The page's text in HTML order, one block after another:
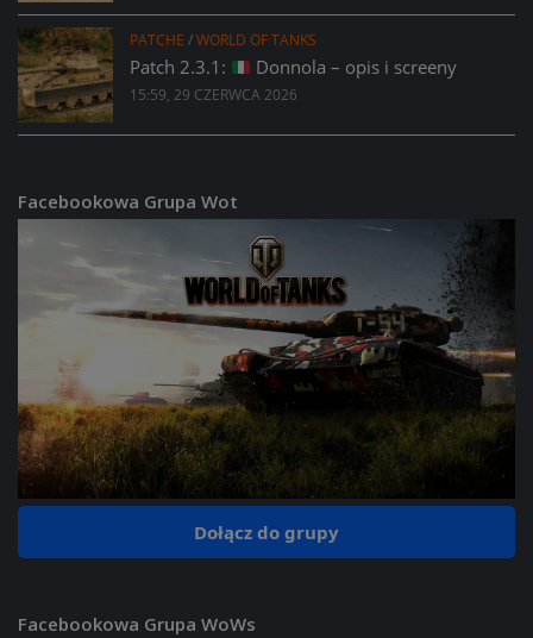
PATCHE /WORLD OF TANKS
Patch 2.3.1: Donnola – opis i screeny
15:59, 29 CZERWCA 2026
Facebookowa Grupa Wot
Dołącz do grupy
Facebookowa Grupa WoWs